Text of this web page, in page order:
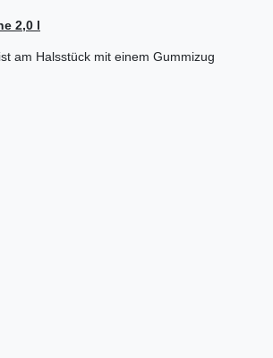
2,0 l
am Halsstück mit einem Gummizug